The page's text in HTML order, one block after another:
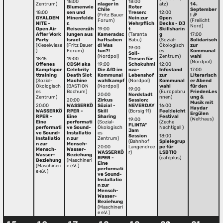
Zentrum)
18:00
GYALDEM
NITE -
Open Air
After Work
Party
(Kieselwiese
)
18:15
Offenes
Kampfspor
ttraining
(Sozial-
Ökologisch
es
Zentrum)
20:00
WASSERKÖ
RPER -
Eine
performati
ve Sound-
Installatio
n zur
Mensch-
Wasser-
Beziehung
(Maschineri
e e.V. )
Blumenwie
sen und
Minenfelde
r.
Reiseerzäh
lungen aus
Israel
(Fritz Bauer
Forum)
19:00
CDSM aka
Celebrity
Death Slot
Machine
(BASTION
Bochum)
20:00
WASSERKÖ
RPER -
Eine
performati
ve Sound-
Installatio
n zur
Mensch-
Wasser-
Beziehung
(Maschineri
e e.V. )
nlager in
Chile
(Fritz Bauer
Forum)
19:00
Kameradsc
haftsaben
d! Was
tun?!
(Nordpol)
19:00
Die AfD im
Kommunal
wahlkampf
(Nordpol)
20:00
Zirkus
Sözial -
Skill
Sharing
(Sozial-
Ökologisch
es
Zentrum)
20:00
WASSERKÖ
RPER -
Eine
performati
ve Sound-
Installatio
n zur
Mensch-
Wasser-
Beziehung
(Maschineri
e e.V. )
Roter
Tresen:
Nein zur
Wehrpflich
t
(Taranta
Babu)
19:00
Soli-
Tresen für
Schokuhmi
nza-
Lebenshof
(Nordpol)
19:00
Nordstadt
Session:
NEVERDAY
(Borsig 11)
19:00
FLINTA*
Jam
Session
(Bahnhof
Langendree
r)
atz)
12:00
Open
Decks - DJ
Skillsharin
g
(Sozial-
Ökologisch
es
Zentrum)
12:00
Infostand
zur
Kommunal
wahl
(Europabru
nnen)
16:00
Feel:leicht
Festival
(Zeche
Nachtigall )
18:00
Spielegrup
pe für
LSBTIQ
(caféplus)
14.
September
! 🎉
(Freilicht
Nord)
17:00
Solidarisch
zur
Kommunal
wahl
(Nordpol)
17:00
Literarisch
er Abend
für den
FriedenLes
ung &
Musik mit
Haydar
Ergülen
(Welthaus)